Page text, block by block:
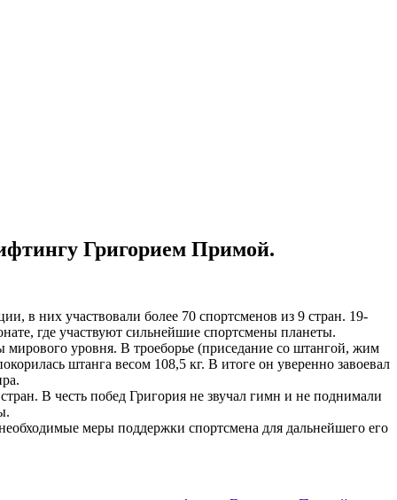
Григорием Примой.
в них участвовали более 70 спортсменов из 9 стран. 19-
где участвуют сильнейшие спортсмены планеты.
мирового уровня. В троеборье (приседание со штангой, жим
штанга весом 108,5 кг. В итоге он уверенно завоевал
В честь побед Григория не звучал гимн и не поднимали
меры поддержки спортсмена для дальнейшего его